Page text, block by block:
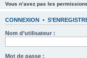
Vous n’avez pas les
CONNEXION •
Nom d’utilisateur :
Mot de passe :